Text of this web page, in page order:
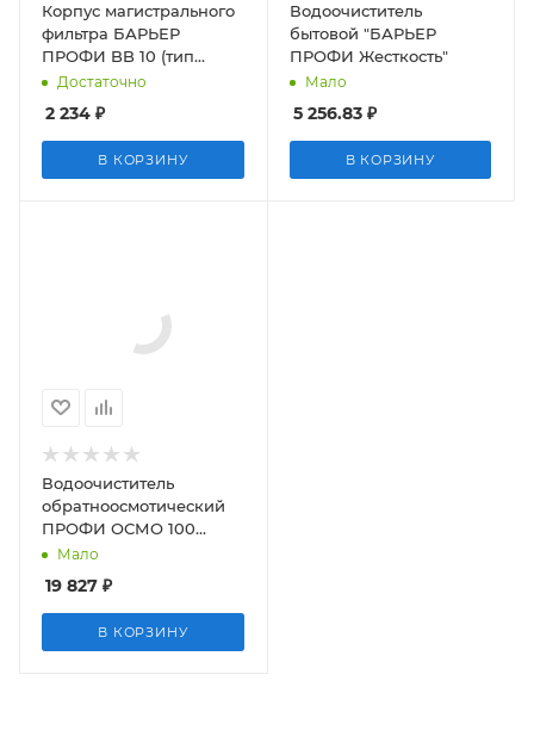
Корпус магистрального
фильтра БАРЬЕР
ПРОФИ BB 10 (тип
резьбы G 3/4)
Достаточно
2 234 ₽
В КОРЗИНУ
Водоочиститель
бытовой "БАРЬЕР
ПРОФИ Жесткость"
Мало
5 256.83₽
В КОРЗИНУ
Водоочиститель
обратноосмотический
ПРОФИ ОСМО 100
Boost
Мало
19 827 ₽
В КОРЗИНУ